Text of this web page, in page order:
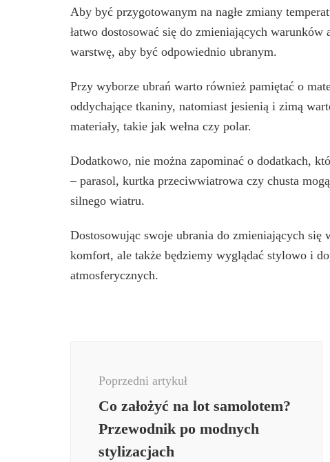
Aby być przygotowanym na nagłe zmiany
łatwo dostosować się do zmieniających
warstwę, aby być odpowiednio ubranym.
Przy wyborze ubrań warto również pamiętać o
oddychające tkaniny, natomiast jesienią i zimą
materiały, takie jak wełna czy polar.
Dodatkowo, nie można zapominać o dodatkach,
– parasol, kurtka przeciwwiatrowa czy chusta
silnego wiatru.
Dostosowując swoje ubrania do zmieniających
komfort, ale także będziemy wyglądać stylowo i
atmosferycznych.
Poprzedni artykuł
Co założyć na lot samolotem?
Przewodnik po modnych
stylizacjach